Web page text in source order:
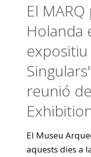
El
Holanda
expositiu
reunió
El Museu
aquests dies a